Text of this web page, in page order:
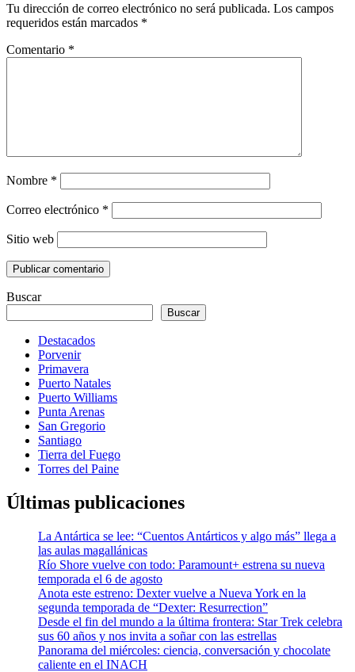
Tu dirección de correo electrónico no será publicada. Los campos
requeridos están marcados *
Comentario *
Nombre *
Correo electrónico *
Sitio web
Buscar
Buscar
Destacados
Porvenir
Primavera
Puerto Natales
Puerto Williams
Punta Arenas
San Gregorio
Santiago
Tierra del Fuego
Torres del Paine
Últimas publicaciones
La Antártica se lee: “Cuentos Antárticos y algo más” llega a
las aulas magallánicas
Río Shore vuelve con todo: Paramount+ estrena su nueva
temporada el 6 de agosto
Anota este estreno: Dexter vuelve a Nueva York en la
segunda temporada de “Dexter: Resurrection”
Desde el fin del mundo a la última frontera: Star Trek celebra
sus 60 años y nos invita a soñar con las estrellas
Panorama del miércoles: ciencia, conversación y chocolate
caliente en el INACH